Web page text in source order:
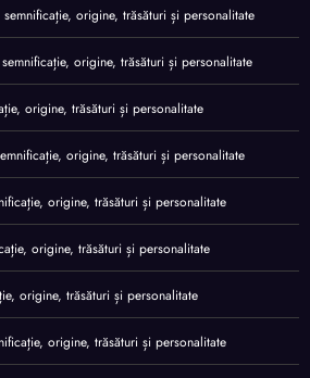
semnificație, origine, trăsături și personalitate
origine, trăsături și personalitate
origine, trăsături și personalitate
origine, trăsături și personalitate
origine, trăsături și personalitate
origine, trăsături și personalitate
origine, trăsături și personalitate
origine, trăsături și personalitate